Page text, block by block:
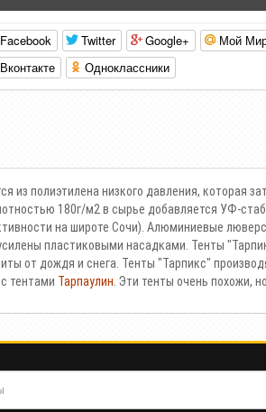
Facebook Twitter Google+
Мой
Вконтакте
Одноклассники
из полиэтилена низкого давления, которая
180г/м2 в сырье добавляется УФ-
на широте Сочи). Алюминиевые
пластиковыми насадками. Тенты
от дождя и снега. Тенты "Тарпикс"
тентами Тарпаулин . Эти тенты очень похожи,